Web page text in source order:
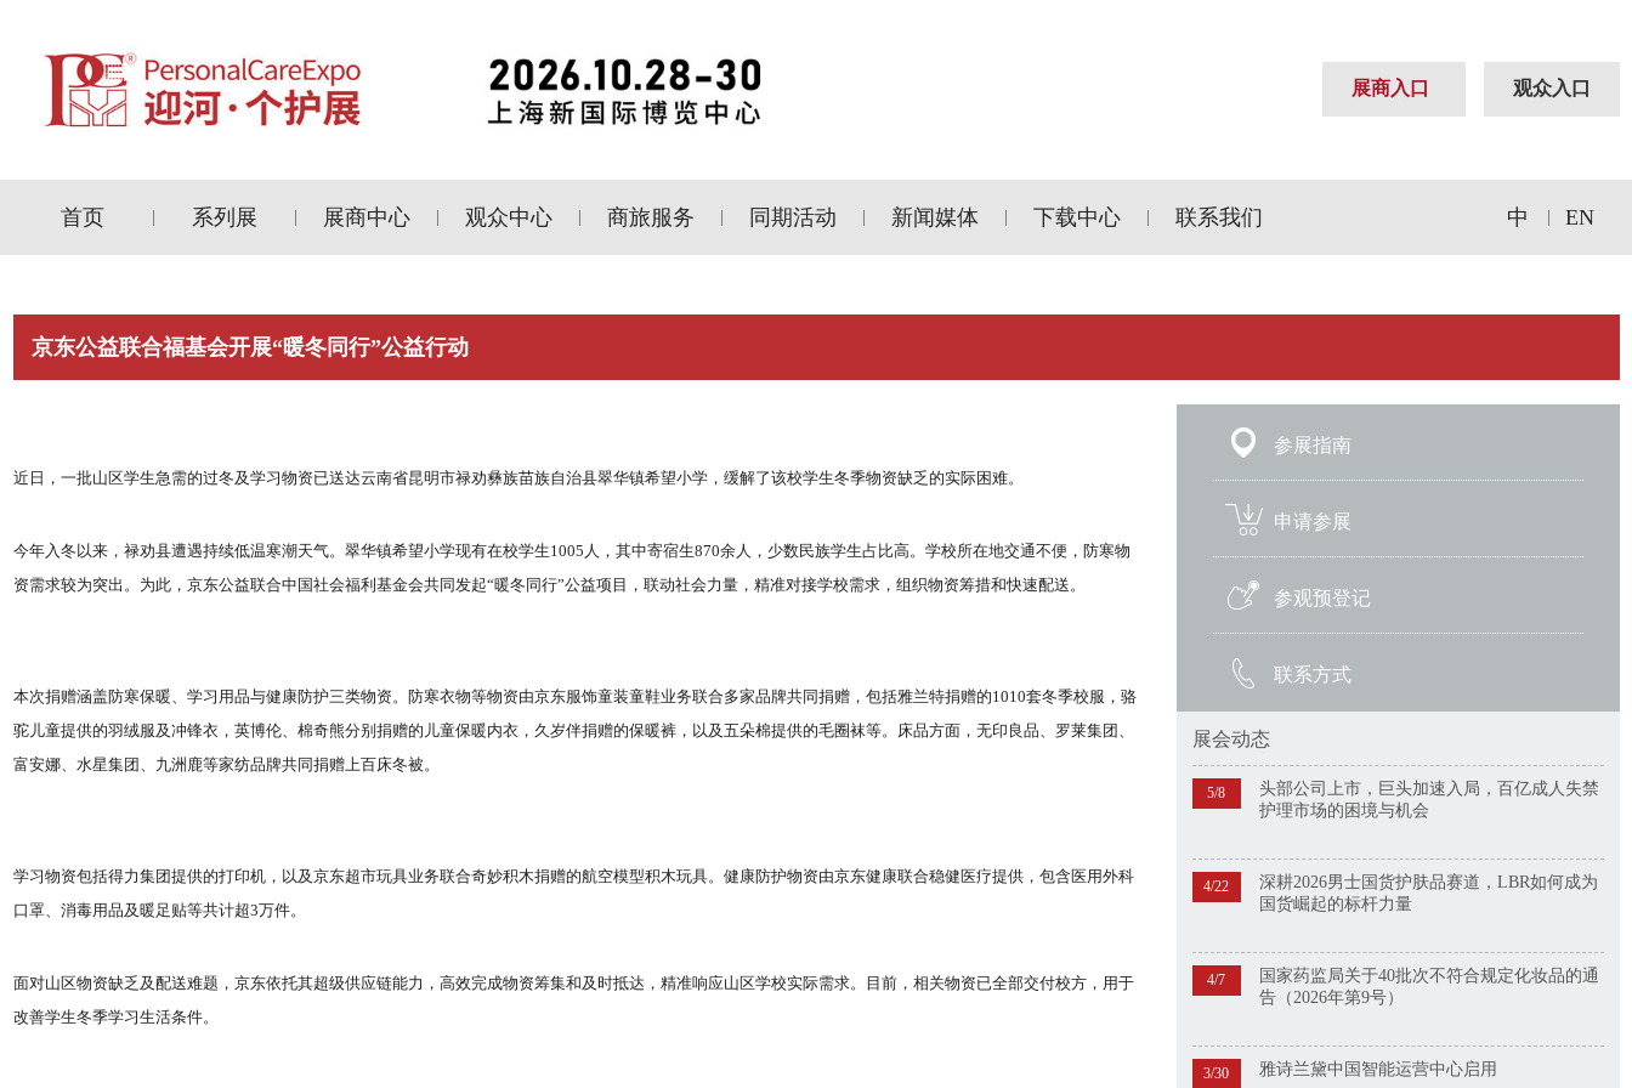
展商入口 观众入口
首页 系列展 展商中心 观众中心 商旅服务 同期活动 新闻媒体 下载中心 联系我们 中 EN
京东公益联合福基会开展“暖冬同行”公益行动
近日，一批山区学生急需的过冬及学习物资已送达云南省昆明市禄劝彝族苗族自治县翠华镇希望小学，缓解了该校学生冬季物资缺乏的实际困难。
今年入冬以来，禄劝县遭遇持续低温寒潮天气。翠华镇希望小学现有在校学生1005人，其中寄宿生870余人，少数民族学生占比高。学校所在地交通不便，防寒物
资需求较为突出。为此，京东公益联合中国社会福利基金会共同发起“暖冬同行”公益项目，联动社会力量，精准对接学校需求，组织物资筹措和快速配送。
本次捐赠涵盖防寒保暖、学习用品与健康防护三类物资。防寒衣物等物资由京东服饰童装童鞋业务联合多家品牌共同捐赠，包括雅兰特捐赠的1010套冬季校服，骆
驼儿童提供的羽绒服及冲锋衣，英博伦、棉奇熊分别捐赠的儿童保暖内衣，久岁伴捐赠的保暖裤，以及五朵棉提供的毛圈袜等。床品方面，无印良品、罗莱集团、
富安娜、水星集团、九洲鹿等家纺品牌共同捐赠上百床冬被。
学习物资包括得力集团提供的打印机，以及京东超市玩具业务联合奇妙积木捐赠的航空模型积木玩具。健康防护物资由京东健康联合稳健医疗提供，包含医用外科
口罩、消毒用品及暖足贴等共计超3万件。
面对山区物资缺乏及配送难题，京东依托其超级供应链能力，高效完成物资筹集和及时抵达，精准响应山区学校实际需求。目前，相关物资已全部交付校方，用于
改善学生冬季学习生活条件。
参展指南
申请参展
参观预登记
联系方式
展会动态
5/8
头部公司上市，巨头加速入局，百亿成人失禁
护理市场的困境与机会
4/22
深耕2026男士国货护肤品赛道，LBR如何成为
国货崛起的标杆力量
4/7
国家药监局关于40批次不符合规定化妆品的通
告（2026年第9号）
3/30 雅诗兰黛中国智能运营中心启用